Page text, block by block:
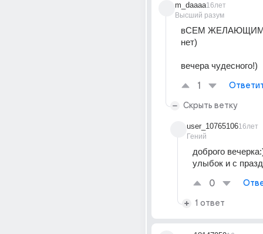
m_daaaa
Высший разум
16лет
вСЕМ ЖЕЛАЮЩИМ)
нет)
вечера чудесного!)
1
Скрыть ветку
user_10765106
Гений
16лет
доброго
улыбок и с
0
1 ответ